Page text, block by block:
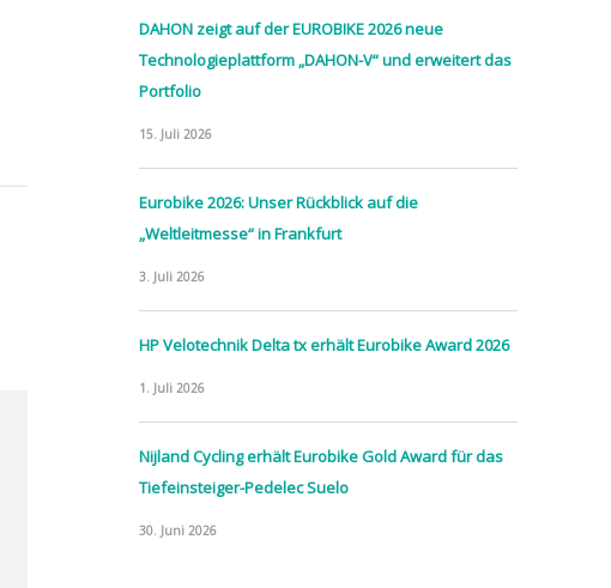
DAHON zeigt auf der EUROBIKE 2026 neue
Technologieplattform „DAHON-V“ und erweitert das
Portfolio
15. Juli 2026
Eurobike 2026: Unser Rückblick auf die
„Weltleitmesse“ in Frankfurt
3. Juli 2026
HP Velotechnik Delta tx erhält Eurobike Award 2026
1. Juli 2026
Nijland Cycling erhält Eurobike Gold Award für das
Tiefeinsteiger-Pedelec Suelo
30. Juni 2026